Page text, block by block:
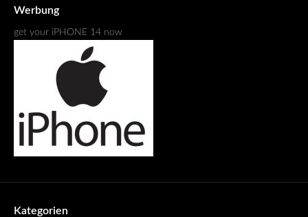
Werbung
get your iPHONE 14 now
Kategorien